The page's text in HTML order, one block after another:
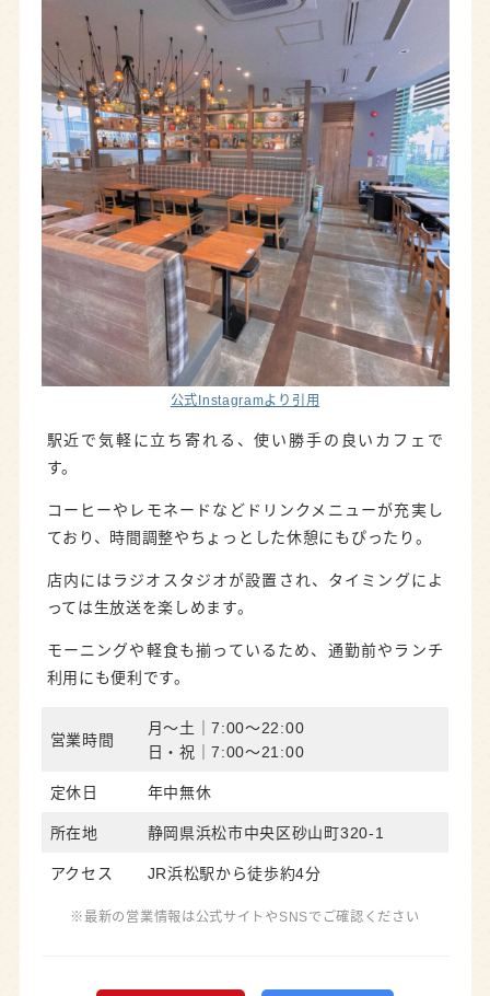
公式Instagramより引用
駅近で気軽に立ち寄れる、使い勝手の良いカフェで
す。
コーヒーやレモネードなどドリンクメニューが充実し
ており、時間調整やちょっとした休憩にもぴったり。
店内にはラジオスタジオが設置され、タイミングによ
っては生放送を楽しめます。
モーニングや軽食も揃っているため、通勤前やランチ
利用にも便利です。
営業時間
月〜土｜7:00〜22:00
日・祝｜7:00〜21:00
定休日 年中無休
所在地 静岡県浜松市中央区砂山町320-1
アクセス JR浜松駅から徒歩約4分
※最新の営業情報は公式サイトやSNSでご確認ください